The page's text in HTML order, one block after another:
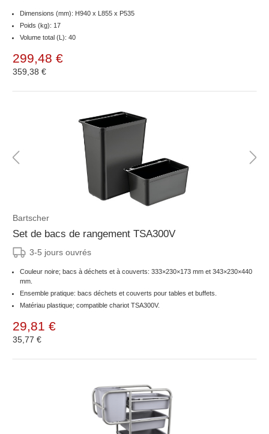
Dimensions (mm): H940 x L855 x P535
Poids (kg): 17
Volume total (L): 40
299,48 €
359,38 €
Bartscher
Set de bacs de rangement TSA300V
3-5 jours ouvrés
Couleur noire; bacs à déchets et à couverts: 333×230×173 mm et 343×230×440
mm.
Ensemble pratique: bacs déchets et couverts pour tables et buffets.
Matériau plastique; compatible chariot TSA300V.
29,81 €
35,77 €